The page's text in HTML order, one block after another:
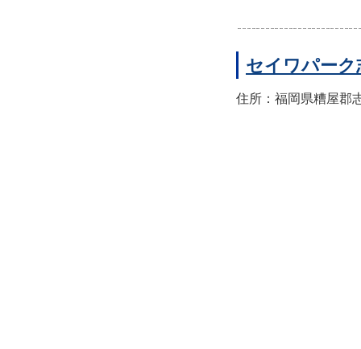
セイワパーク
住所：福岡県糟屋郡